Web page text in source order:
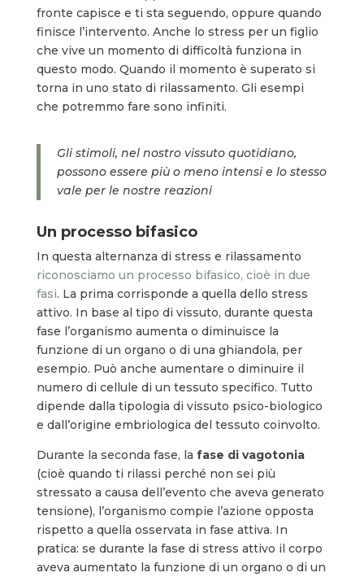
fronte capisce e ti sta seguendo, oppure quando
finisce l’intervento. Anche lo stress per un figlio
che vive un momento di difficoltà funziona in
questo modo. Quando il momento è superato si
torna in uno stato di rilassamento. Gli esempi
che potremmo fare sono infiniti.
Gli stimoli, nel nostro vissuto quotidiano,
possono essere più o meno intensi e lo stesso
vale per le nostre reazioni
Un processo bifasico
In questa alternanza di stress e rilassamento
riconosciamo un processo bifasico, cioè in due
fasi. La prima corrisponde a quella dello stress
attivo. In base al tipo di vissuto, durante questa
fase l’organismo aumenta o diminuisce la
funzione di un organo o di una ghiandola, per
esempio. Può anche aumentare o diminuire il
numero di cellule di un tessuto specifico. Tutto
dipende dalla tipologia di vissuto psico-biologico
e dall’origine embriologica del tessuto coinvolto.
Durante la seconda fase, la fase di vagotonia
(cioè quando ti rilassi perché non sei più
stressato a causa dell’evento che aveva generato
tensione), l’organismo compie l’azione opposta
rispetto a quella osservata in fase attiva. In
pratica: se durante la fase di stress attivo il corpo
aveva aumentato la funzione di un organo o di un